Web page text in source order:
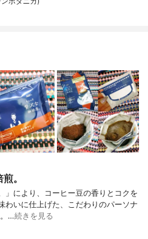
。
」により、コーヒー豆の香りとコクを
わいに仕上げた、こだわりのパーソナ
。…続きを見る